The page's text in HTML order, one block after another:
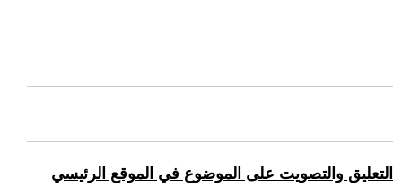
التعليق والتصويت على الموضوع في الموقع الرئيسي